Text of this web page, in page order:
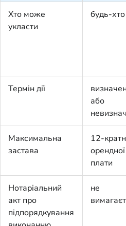
Хто може
укласти
будь-хто
Термін дії
або
Максимальна
застава
12-
орендної
плати
Нотаріальний
акт про
підпорядкування
не